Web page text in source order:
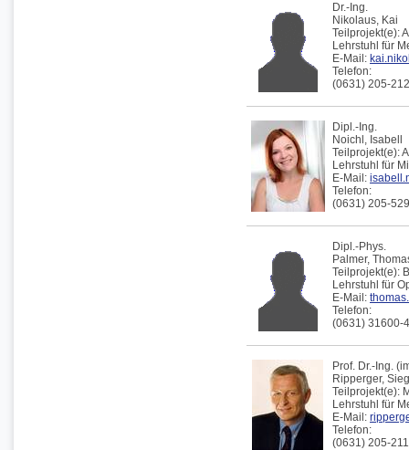
Dr.-Ing.
Nikolaus, Kai
Teilprojekt(e):
Lehrstuhl für
E-Mail:
Telefon:
(0631) 205-
Dipl.-Ing.
Noichl, Isabell
Teilprojekt(e):
Lehrstuhl für
E-Mail:
Telefon:
(0631) 205-
Dipl.-Phys.
Palmer,
Teilprojekt(e):
Lehrstuhl für
E-Mail:
Telefon:
(0631) 31600-
Prof. Dr.-Ing.
Ripperger,
Teilprojekt(e):
Lehrstuhl für
E-Mail:
Telefon:
(0631) 205-